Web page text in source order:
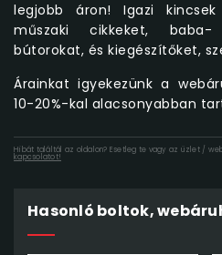
legjobb áron! Igazi
műszaki cikkeket, baba-
bútorokat, és kiegészítőket,
Árainkat igyekezünk a
10-20%-kal alacsonyabban
Hibát találtál az oldalon? Esetleg te vagy az üzlet /
kapcsolatot!
Hasonló boltok,